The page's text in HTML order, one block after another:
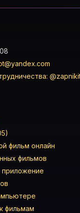
фильм онлайн
фильмов
фильмам